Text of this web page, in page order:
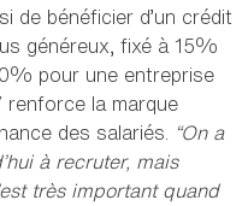
de bénéficier d’un crédit
généreux, fixé à 15%
pour une entreprise
renforce la marque
des salariés. “On a
à recruter, mais
très important quand